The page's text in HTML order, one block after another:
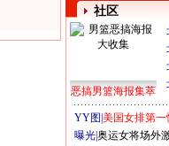
社区
恶搞男篮海报集萃
YY图| 美国女排第一
曝光|奥运女将场外